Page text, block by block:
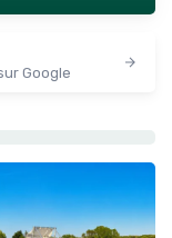
Google